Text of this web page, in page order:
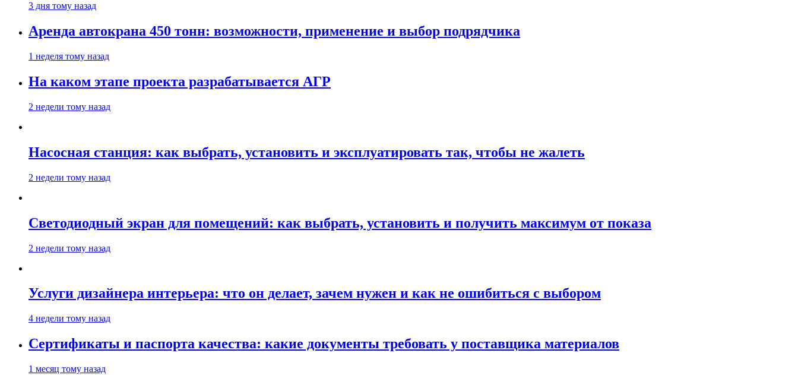
3 дня тому назад
Аренда автокрана 450 тонн: возможности, применение и выбор подрядчика
1 неделя тому назад
На каком этапе проекта разрабатывается АГР
2 недели тому назад
Насосная станция: как выбрать, установить и эксплуатировать так, чтобы не жалеть
2 недели тому назад
Светодиодный экран для помещений: как выбрать, установить и получить максимум от показа
2 недели тому назад
Услуги дизайнера интерьера: что он делает, зачем нужен и как не ошибиться с выбором
4 недели тому назад
Сертификаты и паспорта качества: какие документы требовать у поставщика материалов
1 месяц тому назад